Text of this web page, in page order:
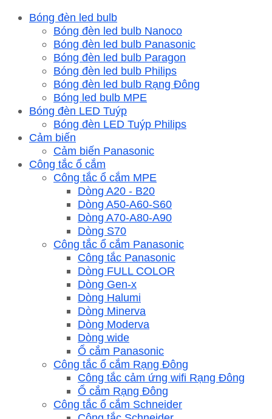
Bóng đèn led bulb
Bóng đèn led bulb Nanoco
Bóng đèn led bulb Panasonic
Bóng đèn led bulb Paragon
Bóng đèn led bulb Philips
Bóng đèn led bulb Rạng Đông
Bóng led bulb MPE
Bóng đèn LED Tuýp
Bóng đèn LED Tuýp Philips
Cảm biến
Cảm biến Panasonic
Công tắc ổ cắm
Công tắc ổ cắm MPE
Dòng A20 - B20
Dòng A50-A60-S60
Dòng A70-A80-A90
Dòng S70
Công tắc ổ cắm Panasonic
Công tắc Panasonic
Dòng FULL COLOR
Dòng Gen-x
Dòng Halumi
Dòng Minerva
Dòng Moderva
Dòng wide
Ổ cắm Panasonic
Công tắc ổ cắm Rạng Đông
Công tắc cảm ứng wifi Rạng Đông
Ổ cắm Rạng Đông
Công tắc ổ cắm Schneider